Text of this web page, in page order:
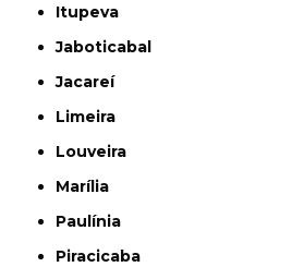
Itupeva
Jaboticabal
Jacareí
Limeira
Louveira
Marília
Paulínia
Piracicaba